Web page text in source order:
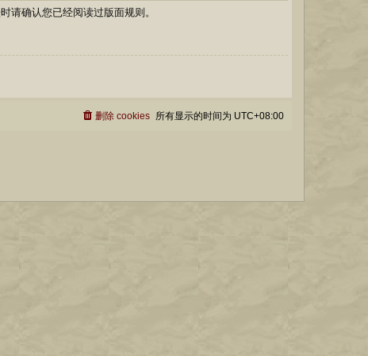
请确认您已经阅读过版面规则。
所有显示的时间为 UTC+08:00
删除 cookies